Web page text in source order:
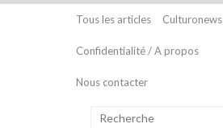
Tous les articles Culturonews
Confidentialité / A propos
Nous contacter